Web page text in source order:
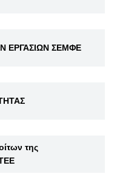
ΕΡΓΑΣΙΩΝ ΣΕΜΦΕ
της